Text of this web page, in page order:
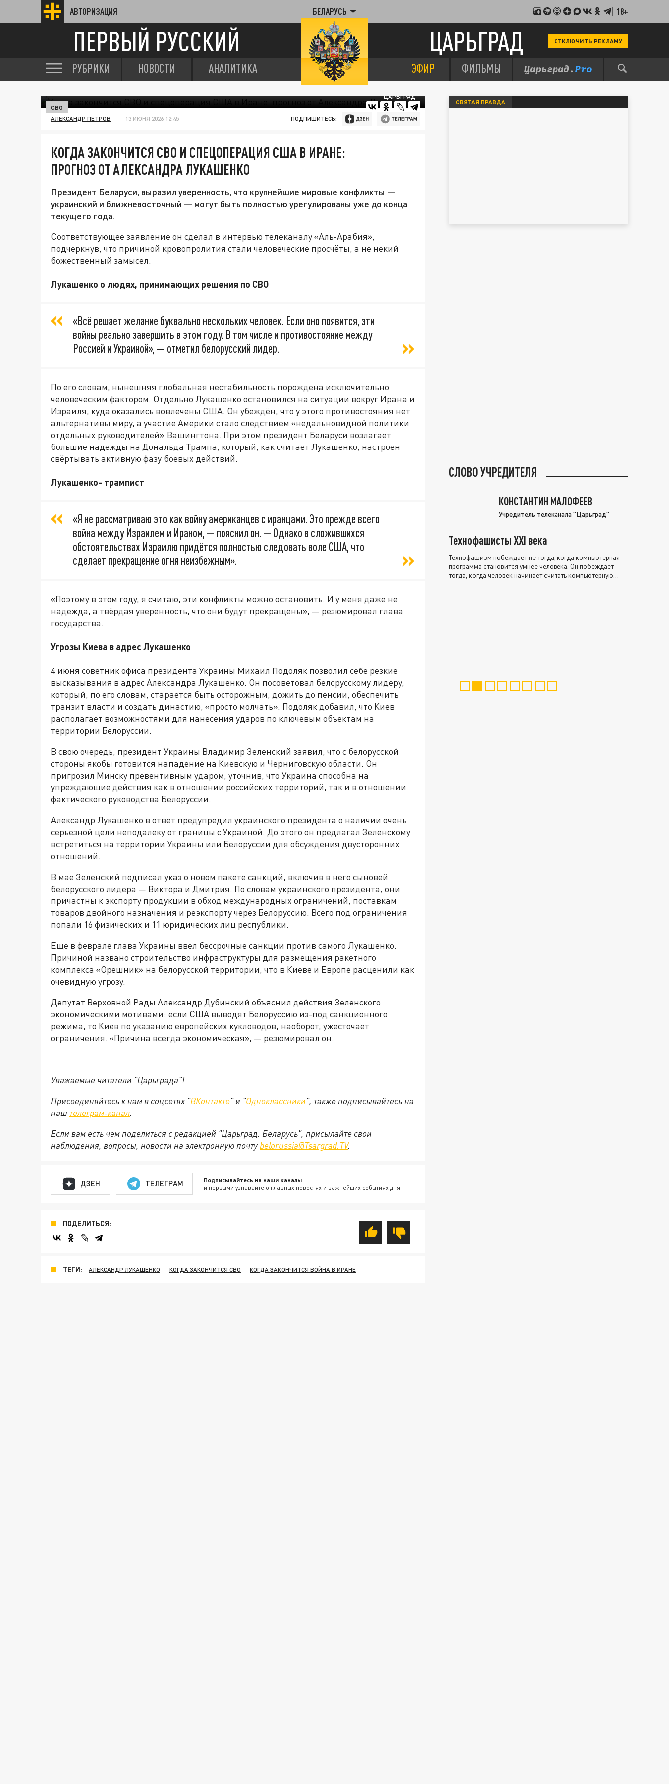
АВТОРИЗАЦИЯ БЕЛАРУСЬ 18+
ПЕРВЫЙ РУССКИЙ ЦАРЬГРАД ОТКЛЮЧИТЬ РЕКЛАМУ
РУБРИКИ НОВОСТИ АНАЛИТИКА ЭФИР ФИЛЬМЫ
ЦАРЬГРАД
СВО
АЛЕКСАНДР ПЕТРОВ 13 ИЮНЯ 2026 12:45 ПОДПИШИТЕСЬ:
КОГДА ЗАКОНЧИТСЯ СВО И СПЕЦОПЕРАЦИЯ США В ИРАНЕ:
ПРОГНОЗ ОТ АЛЕКСАНДРА ЛУКАШЕНКО
Президент Беларуси, выразил уверенность, что крупнейшие мировые конфликты —
украинский и ближневосточный — могут быть полностью урегулированы уже до конца
текущего года.
Соответствующее заявление он сделал в интервью телеканалу «Аль-Арабия»,
подчеркнув, что причиной кровопролития стали человеческие просчёты, а не некий
божественный замысел.
Лукашенко о людях, принимающих решения по СВО
«Всё решает желание буквально нескольких человек. Если оно появится, эти
войны реально завершить в этом году. В том числе и противостояние между
Россией и Украиной», — отметил белорусский лидер.
По его словам, нынешняя глобальная нестабильность порождена исключительно
человеческим фактором. Отдельно Лукашенко остановился на ситуации вокруг Ирана и
Израиля, куда оказались вовлечены США. Он убеждён, что у этого противостояния нет
альтернативы миру, а участие Америки стало следствием «недальновидной политики
отдельных руководителей» Вашингтона. При этом президент Беларуси возлагает
большие надежды на Дональда Трампа, который, как считает Лукашенко, настроен
свёртывать активную фазу боевых действий.
Лукашенко- трампист
«Я не рассматриваю это как войну американцев с иранцами. Это прежде всего
война между Израилем и Ираном, — пояснил он. — Однако в сложившихся
обстоятельствах Израилю придётся полностью следовать воле США, что
сделает прекращение огня неизбежным».
«Поэтому в этом году, я считаю, эти конфликты можно остановить. И у меня даже не
надежда, а твёрдая уверенность, что они будут прекращены», — резюмировал глава
государства.
Угрозы Киева в адрес Лукашенко
4 июня советник офиса президента Украины Михаил Подоляк позволил себе резкие
высказывания в адрес Александра Лукашенко. Он посоветовал белорусскому лидеру,
который, по его словам, старается быть осторожным, дожить до пенсии, обеспечить
транзит власти и создать династию, «просто молчать». Подоляк добавил, что Киев
располагает возможностями для нанесения ударов по ключевым объектам на
территории Белоруссии.
В свою очередь, президент Украины Владимир Зеленский заявил, что с белорусской
стороны якобы готовится нападение на Киевскую и Черниговскую области. Он
пригрозил Минску превентивным ударом, уточнив, что Украина способна на
упреждающие действия как в отношении российских территорий, так и в отношении
фактического руководства Белоруссии.
Александр Лукашенко в ответ предупредил украинского президента о наличии очень
серьезной цели неподалеку от границы с Украиной. До этого он предлагал Зеленскому
встретиться на территории Украины или Белоруссии для обсуждения двусторонних
отношений.
В мае Зеленский подписал указ о новом пакете санкций, включив в него сыновей
белорусского лидера — Виктора и Дмитрия. По словам украинского президента, они
причастны к экспорту продукции в обход международных ограничений, поставкам
товаров двойного назначения и реэкспорту через Белоруссию. Всего под ограничения
попали 16 физических и 11 юридических лиц республики.
Еще в феврале глава Украины ввел бессрочные санкции против самого Лукашенко.
Причиной названо строительство инфраструктуры для размещения ракетного
комплекса «Орешник» на белорусской территории, что в Киеве и Европе расценили как
очевидную угрозу.
Депутат Верховной Рады Александр Дубинский объяснил действия Зеленского
экономическими мотивами: если США выводят Белоруссию из-под санкционного
режима, то Киев по указанию европейских кукловодов, наоборот, ужесточает
ограничения. «Причина всегда экономическая», — резюмировал он.
Уважаемые читатели "Царьграда"!
Присоединяйтесь к нам в соцсетях "ВКонтакте" и "Одноклассники", также подписывайтесь на
наш телеграм-канал.
Если вам есть чем поделиться с редакцией "Царьград. Беларусь", присылайте свои
наблюдения, вопросы, новости на электронную почту belorussia@Tsargrad.TV.
ДЗЕН ТЕЛЕГРАМ Подписывайтесь на наши каналы
и первыми узнавайте о главных новостях и важнейших событиях дня.
ПОДЕЛИТЬСЯ:
ТЕГИ: АЛЕКСАНДР ЛУКАШЕНКО КОГДА ЗАКОНЧИТСЯ СВО КОГДА ЗАКОНЧИТСЯ ВОЙНА В ИРАНЕ
СВЯТАЯ ПРАВДА
СЛОВО УЧРЕДИТЕЛЯ
КОНСТАНТИН МАЛОФЕЕВ
Учредитель телеканала "Царьград"
Технофашисты XXI века
Технофашизм побеждает не тогда, когда компьютерная
программа становится умнее человека. Он побеждает
тогда, когда человек начинает считать компьютерную